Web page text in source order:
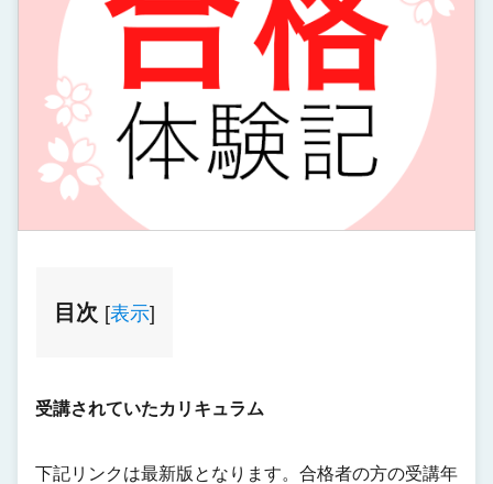
目次 [表示]
受講されていたカリキュラム
下記リンクは最新版となります。合格者の方の受講年